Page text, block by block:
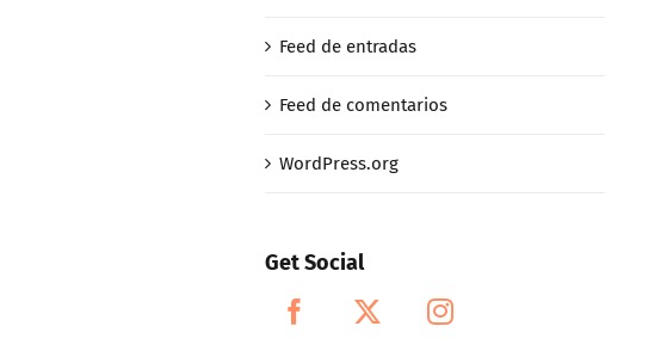
Feed de entradas
Feed de comentarios
WordPress.org
Get Social